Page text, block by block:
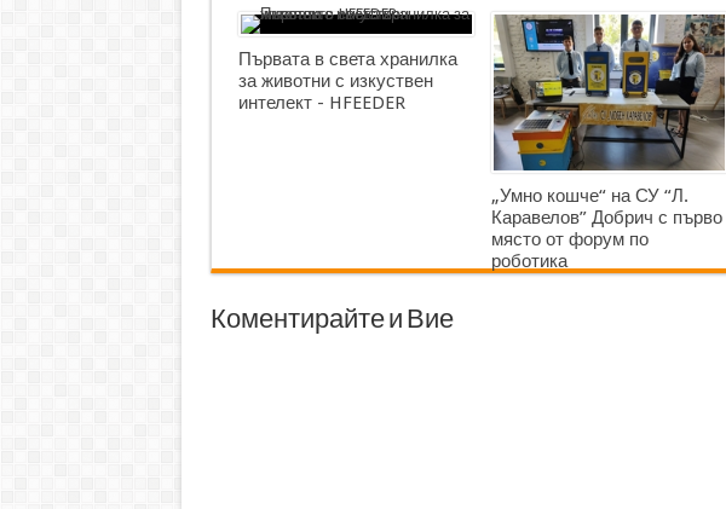
Първата в света хранилка
за животни с изкуствен
интелект - HFEEDER
„Умно кошче“ на СУ “Л.
Каравелов” Добрич с първо
място от форум по
роботика
Коментирайте и Вие